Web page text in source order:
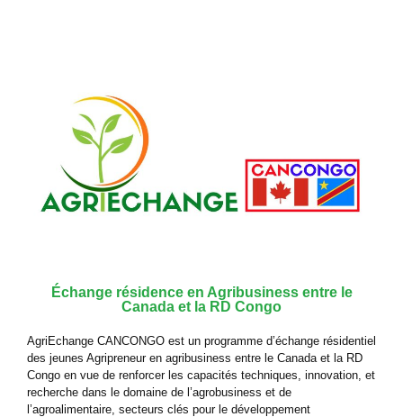
Échange résidence en Agribusiness entre le
Canada et la RD Congo
AgriEchange CANCONGO est un programme d’échange résidentiel
des jeunes Agripreneur en agribusiness entre le Canada et la RD
Congo en vue de renforcer les capacités techniques, innovation, et
recherche dans le domaine de l’agrobusiness et de
l’agroalimentaire, secteurs clés pour le développement